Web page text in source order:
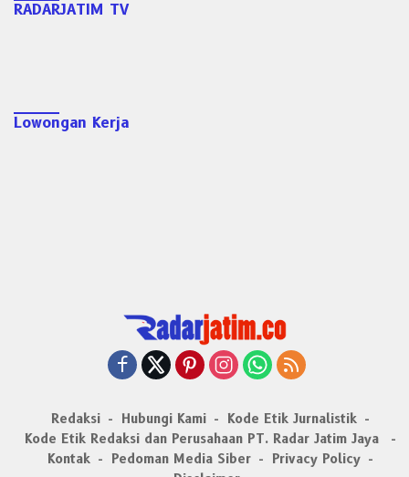
RADARJATIM TV
Lowongan Kerja
Redaksi Hubungi Kami
Kode Etik Jurnalistik
Kode Etik Redaksi dan Perusahaan PT. Radar Jatim Jaya
Kontak
Pedoman Media Siber
Privacy Policy